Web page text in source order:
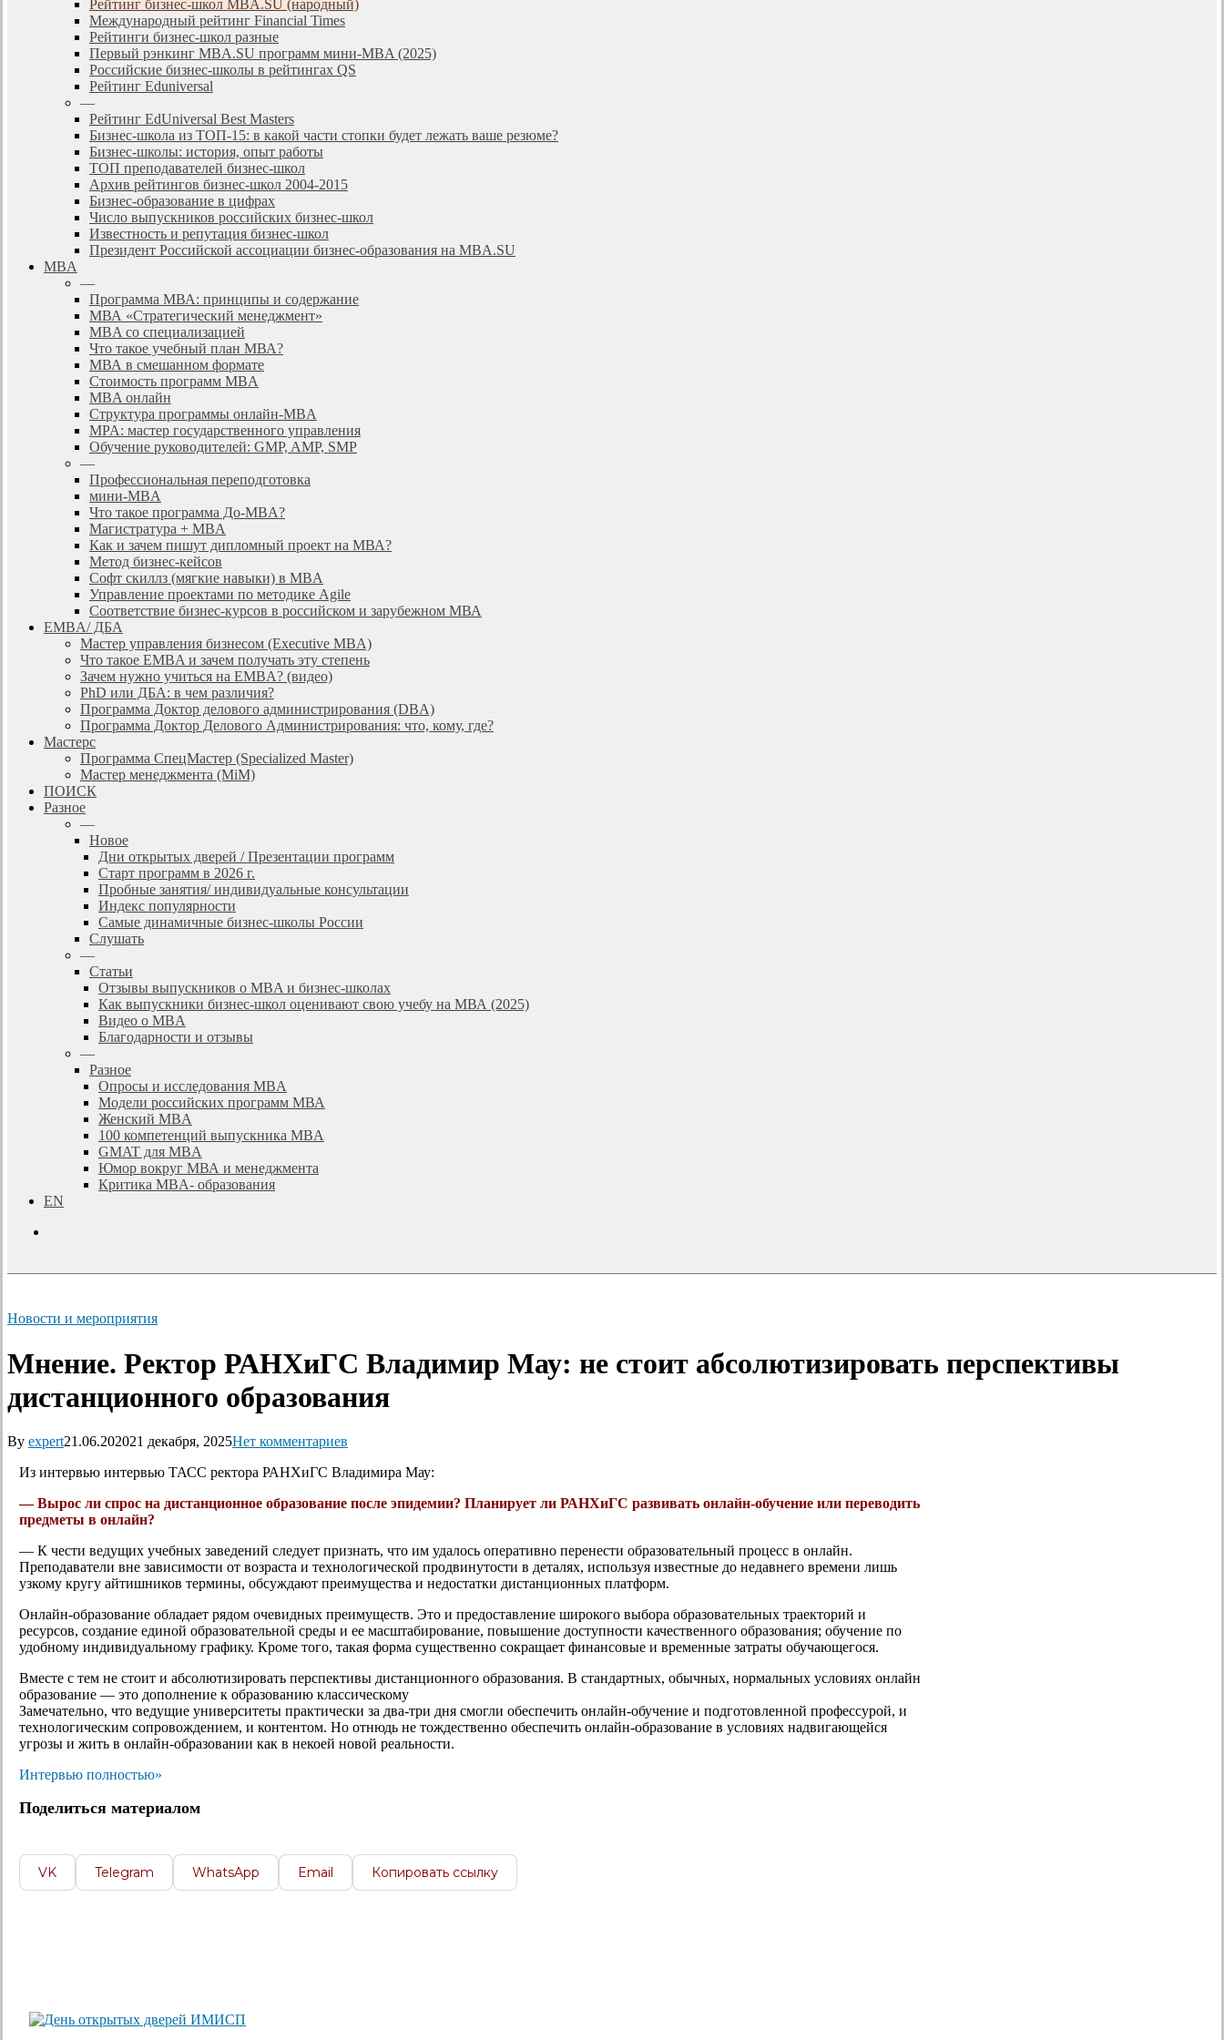
Рейтинг бизнес-школ MBA.SU (народный)
Международный рейтинг Financial Times
Рейтинги бизнес-школ разные
Первый рэнкинг MBA.SU программ мини-MBA (2025)
Российские бизнес-школы в рейтингах QS
Рейтинг Eduniversal
—
Рейтинг EdUniversal Best Masters
Бизнес-школа из ТОП-15: в какой части стопки будет лежать ваше резюме?
Бизнес-школы: история, опыт работы
ТОП преподавателей бизнес-школ
Архив рейтингов бизнес-школ 2004-2015
Бизнес-образование в цифрах
Число выпускников российских бизнес-школ
Известность и репутация бизнес-школ
Президент Российской ассоциации бизнес-образования на MBA.SU
MBA
—
Программа МВА: принципы и содержание
МВА «Cтратегический менеджмент»
MBA со специализацией
Что такое учебный план МВА?
МВА в смешанном формате
Стоимость программ MBA
MBA онлайн
Cтруктура программы онлайн-MBA
MPA: мастер государственного управления
Обучение руководителей: GMP, AMP, SMP
—
Профессиональная переподготовка
мини-MBA
Что такое программа До-MBA?
Магистратура + MBA
Как и зачем пишут дипломный проект на МВА?
Метод бизнес-кейсов
Софт скиллз (мягкие навыки) в MBA
Управление проектами по методике Agile
Соответствие бизнес-курсов в российском и зарубежном МВА
EMBA/ ДБA
Мастер управления бизнесом (Executive MBA)
Что такое EMBA и зачем получать эту степень
Зачем нужно учиться на EMBA? (видео)
PhD или ДБА: в чем различия?
Программа Доктор делового администрирования (DBА)
Программа Доктор Делового Администрирования: что, кому, где?
Мастерс
Программа СпецМастер (Specialized Master)
Мастер менеджмента (MiM)
ПОИСК
Разное
—
Новое
Дни открытых дверей / Презентации программ
Старт программ в 2026 г.
Пробные занятия/ индивидуальные консультации
Индекс популярности
Самые динамичные бизнес-школы России
Слушать
—
Статьи
Отзывы выпускников о MBA и бизнес-школах
Как выпускники бизнес-школ оценивают свою учебу на МВА (2025)
Видео о MBA
Благодарности и отзывы
—
Разное
Опросы и исследования MBA
Модели российских программ МВА
Женский MBA
100 компетенций выпускника MBA
GMAT для MBA
Юмор вокруг МВА и менеджмента
Критика MBA- образования
EN
Новости и мероприятия
Мнение. Ректор РАНХиГС Владимир Мау: не стоит абсолютизировать перспективы
дистанционного образования
By expert21.06.202021 декабря, 2025Нет комментариев
Из интервью интервью ТАСС ректора РАНХиГС Владимира Мау:
— Вырос ли спрос на дистанционное образование после эпидемии? Планирует ли РАНХиГС развивать онлайн-обучение или переводить
предметы в онлайн?
— К чести ведущих учебных заведений следует признать, что им удалось оперативно перенести образовательный процесс в онлайн.
Преподаватели вне зависимости от возраста и технологической продвинутости в деталях, используя известные до недавнего времени лишь
узкому кругу айтишников термины, обсуждают преимущества и недостатки дистанционных платформ.
Онлайн-образование обладает рядом очевидных преимуществ. Это и предоставление широкого выбора образовательных траекторий и
ресурсов, создание единой образовательной среды и ее масштабирование, повышение доступности качественного образования; обучение по
удобному индивидуальному графику. Кроме того, такая форма существенно сокращает финансовые и временные затраты обучающегося.
Вместе с тем не стоит и абсолютизировать перспективы дистанционного образования. В стандартных, обычных, нормальных условиях онлайн
образование — это дополнение к образованию классическому
Замечательно, что ведущие университеты практически за два-три дня смогли обеспечить онлайн-обучение и подготовленной профессурой, и
технологическим сопровождением, и контентом. Но отнюдь не тождественно обеспечить онлайн-образование в условиях надвигающейся
угрозы и жить в онлайн-образовании как в некоей новой реальности.
Интервью полностью»
Поделиться материалом
VK Telegram WhatsApp Email Копировать ссылку